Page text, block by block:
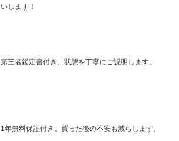
いします！
第三者鑑定書付き。状態を丁寧にご説明します。
1年無料保証付き。買った後の不安も減らします。